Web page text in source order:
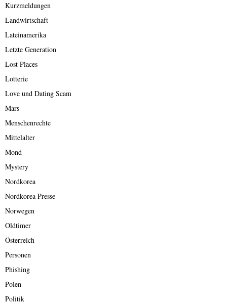
Kurzmeldungen
Landwirtschaft
Lateinamerika
Letzte Generation
Lost Places
Lotterie
Love und Dating Scam
Mars
Menschenrechte
Mittelalter
Mond
Mystery
Nordkorea
Nordkorea Presse
Norwegen
Oldtimer
Österreich
Personen
Phishing
Polen
Politik